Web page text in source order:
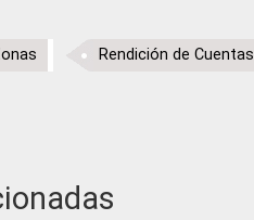
Rendición de Cuentas